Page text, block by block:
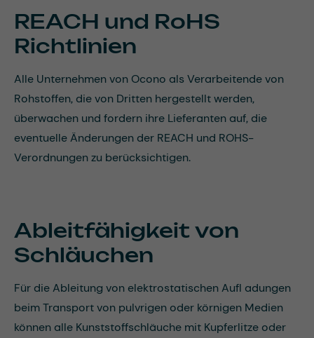
REACH und RoHS
Richtlinien
Alle Unternehmen von Ocono als Verarbeitende von
Rohstoffen, die von Dritten hergestellt werden,
überwachen und fordern ihre Lieferanten auf, die
eventuelle Änderungen der REACH und ROHS-
Verordnungen zu berücksichtigen.
Ableitfähigkeit von
Schläuchen
Für die Ableitung von elektrostatischen Aufl adungen
beim Transport von pulvrigen oder körnigen Medien
können alle Kunststoffschläuche mit Kupferlitze oder